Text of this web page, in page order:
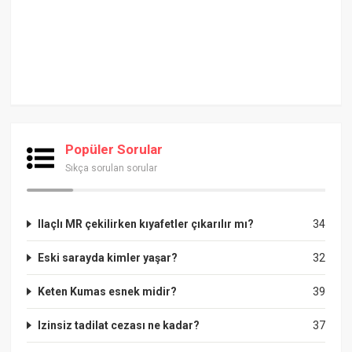
Popüler Sorular
Sıkça sorulan sorular
34
Ilaçlı MR çekilirken kıyafetler çıkarılır mı?
32
Eski sarayda kimler yaşar?
39
Keten Kumas esnek midir?
37
Izinsiz tadilat cezası ne kadar?